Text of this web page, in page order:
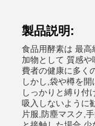
製品説明:
食品用酵素は 最高
加物として 質感
費者の健康に多く
しかし,袋や樽を
しっかりと縛り付
吸入しないように
片服,防塵マスク,